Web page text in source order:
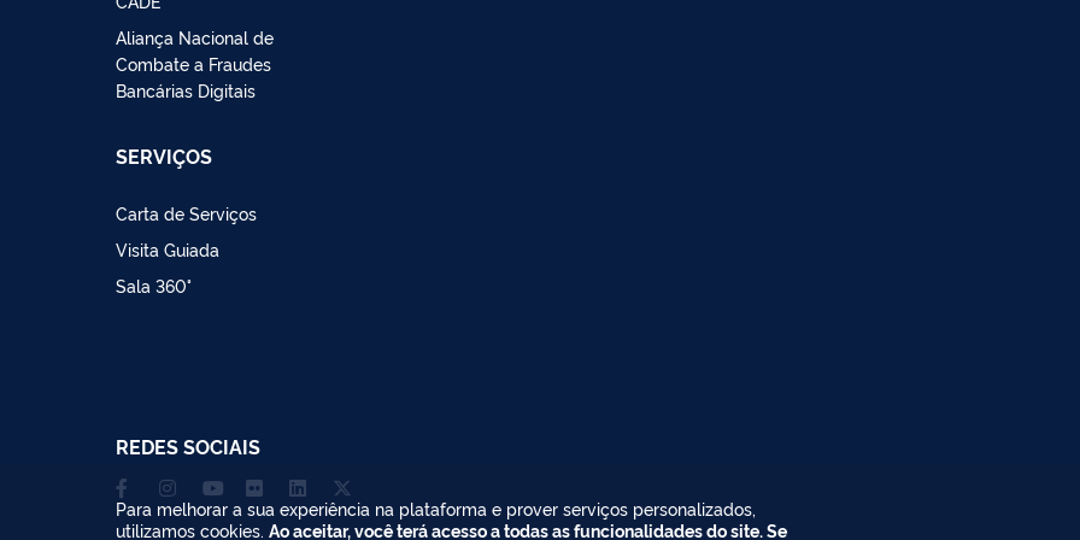
Aliança Nacional de
Combate a Fraudes
Bancárias Digitais
SERVIÇOS
Carta de Serviços
Visita Guiada
Sala 360°
REDES SOCIAIS
Para melhorar a sua experiência na plataforma e prover serviços personalizados,
utilizamos cookies. Ao aceitar, você terá acesso a todas as funcionalidades do site. Se